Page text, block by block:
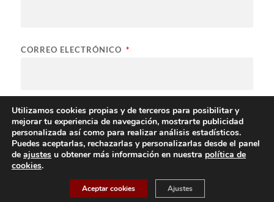
CORREO ELECTRÓNICO *
WEB
Utilizamos cookies propias y de terceros para posibilitar y
mejorar tu experiencia de navegación, mostrarte publicidad
personalizada así como para realizar análisis estadísticos.
Puedes aceptarlas, rechazarlas y personalizarlas desde el panel
de ajustes u obtener más información en nuestra política de
cookies.
Aceptar cookies Ajustes